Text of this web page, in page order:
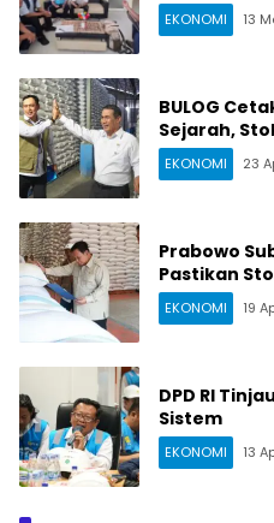
EKONOMI 13
BULOG
Sejarah,
EKONOMI 23
Prabowo
Pastikan
EKONOMI 19
DPD RI
Sistem
EKONOMI 13